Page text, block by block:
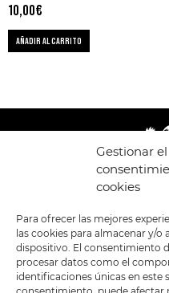
Gestionar el
cookies
Para ofrecer las mejores
las cookies para almacenar y/o
dispositivo. El consentimiento
procesar datos como el
identificaciones únicas en este
10,00€
AÑADIR AL CARRITO
LEGAL
POLÍTICA DE
PRIVACIDAD
TÉRMINOS Y
CONDICIONES
GENERALES DE LA